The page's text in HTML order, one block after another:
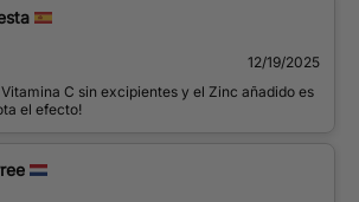
12/19/2025
C sin excipientes y el Zinc añadido es
el efecto!